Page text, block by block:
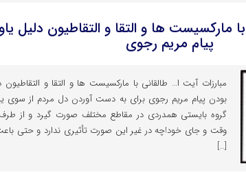
مارکسیست ها و التقا و التقاطیون دلیل
پیام مریم رجوی
مبارزات آیت ا… طالقانی با مارکسیست ها و التقا و التقاطیون
بودن پیام مریم رجوی برای به دست آوردن دل مردم از سوی
گروه بایستی همدردی در مقاطع مختلف صورت گیرد و از
وقت و جای خود!چه در غیر این صورت تأثیری ندارد و حتی
[…]